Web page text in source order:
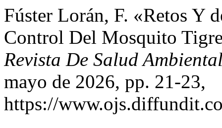
Fúster Lorán, F. «Retos Y
Control Del Mosquito
Revista De Salud
mayo de 2026, pp. 21-23,
https://